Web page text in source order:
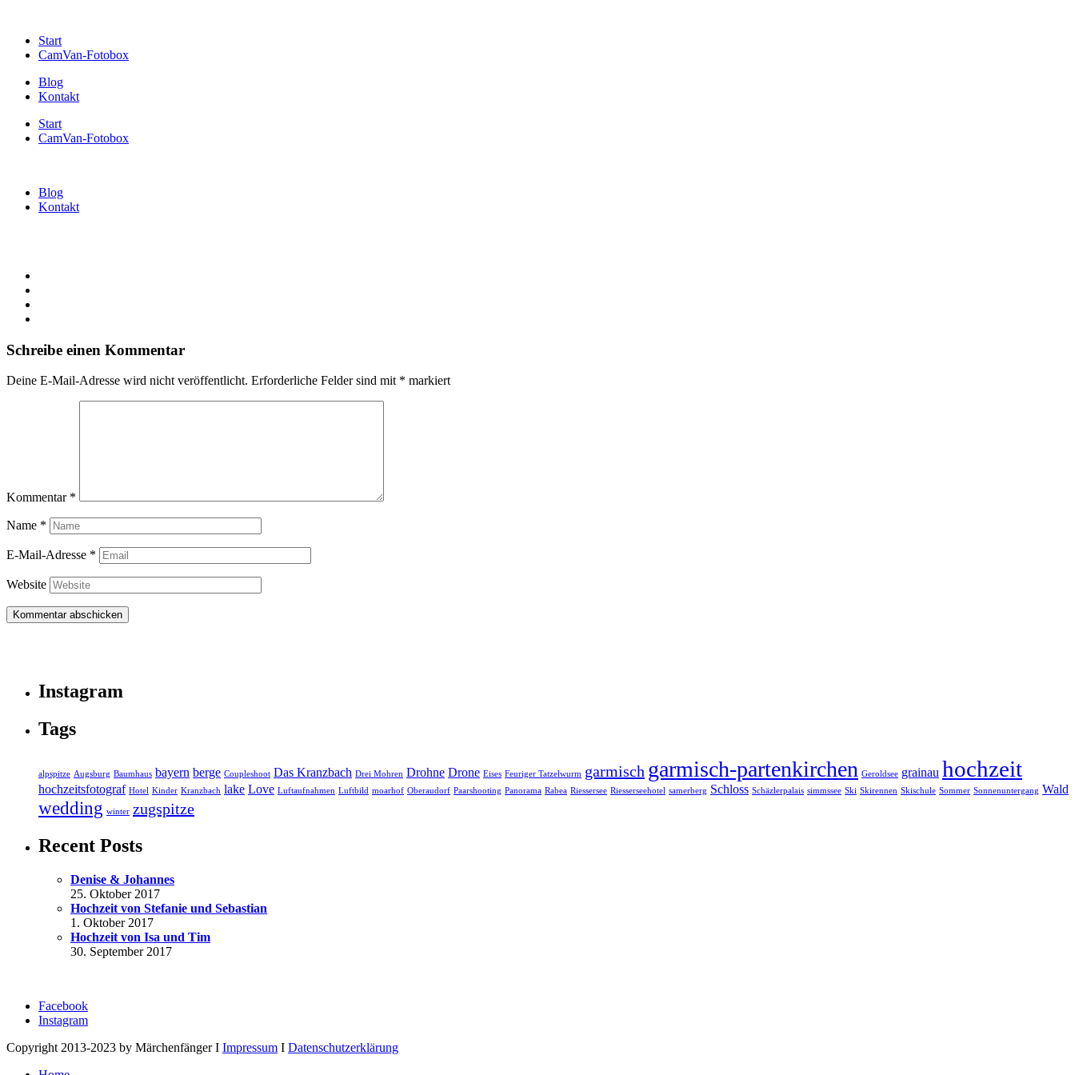
Start
CamVan-Fotobox
Blog
Kontakt
Start
CamVan-Fotobox
Blog
Kontakt
Schreibe einen Kommentar
Deine E-Mail-Adresse wird nicht veröffentlicht. Erforderliche Felder sind mit * markiert
Kommentar *
Name *
E-Mail-Adresse *
Website
Instagram
Tags
alpspitze Augsburg Baumhaus bayern berge Coupleshoot Das Kranzbach Drei Mohren Drohne Drone Eises Feuriger Tatzelwurm garmisch garmisch-partenkirchen Geroldsee grainau hochzeit
hochzeitsfotograf Hotel Kinder Kranzbach lake Love Luftaufnahmen Luftbild moarhof Oberaudorf Paarshooting Panorama Rabea Riessersee Riesserseehotel samerberg Schloss Schäzlerpalais simmssee Ski Skirennen Skischule Sommer Sonnenuntergang Wald
wedding winter zugspitze
Recent Posts
Denise & Johannes
25. Oktober 2017
Hochzeit von Stefanie und Sebastian
1. Oktober 2017
Hochzeit von Isa und Tim
30. September 2017
Facebook
Instagram
Copyright 2013-2023 by Märchenfänger I Impressum I Datenschutzerklärung